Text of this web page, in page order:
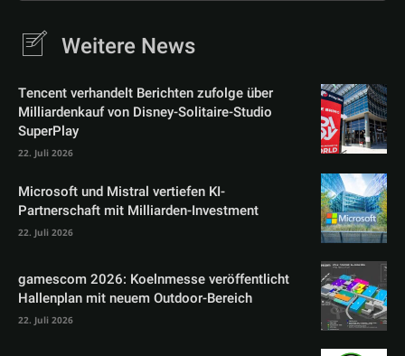
Weitere News
Tencent verhandelt Berichten zufolge über
Milliardenkauf von Disney-Solitaire-Studio
SuperPlay
22. Juli 2026
Microsoft und Mistral vertiefen KI-
Partnerschaft mit Milliarden-Investment
22. Juli 2026
gamescom 2026: Koelnmesse veröffentlicht
Hallenplan mit neuem Outdoor-Bereich
22. Juli 2026